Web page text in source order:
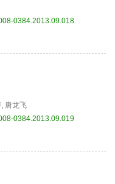
0384.2013.09.018
, 唐龙飞
0384.2013.09.019